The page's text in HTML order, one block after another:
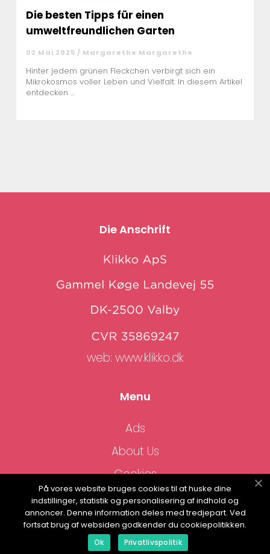
Die besten Tipps für einen
umweltfreundlichen Garten
02 Mai 2025 / Margarethe Margarethe
Hinter jedem grünen Fleckchen verbirgt sich ein
Mikrokosmos voller Leben und Vielfalt. In diesem Artikel
entdecken ...
Die Anschrift
web: www.klikko.dk
Menu
Ads
About Us
Cookies
Contact
Sitemap
På vores website bruges cookies til at huske dine
indstillinger, statistik og personalisering af indhold og
annoncer. Denne information deles med tredjepart. Ved
fortsat brug af websiden godkender du cookiepolitikken.
Ok Privatlivspolitik